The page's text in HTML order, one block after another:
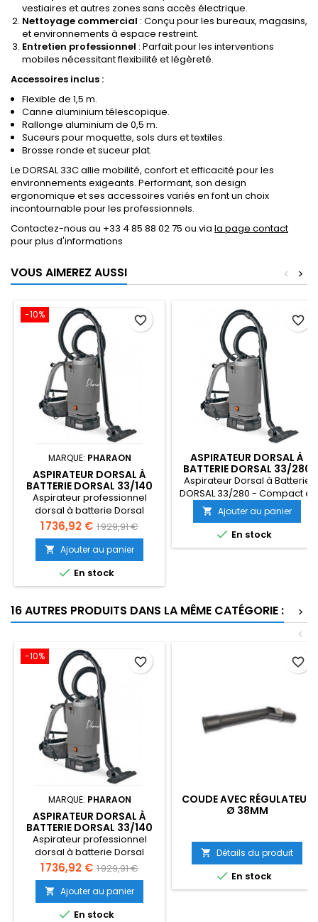
vestiaires et autres zones sans accès électrique.
Nettoyage commercial : Conçu pour les bureaux, magasins,
et environnements à espace restreint.
Entretien professionnel : Parfait pour les interventions
mobiles nécessitant flexibilité et légèreté.
Accessoires inclus :
Flexible de 1,5 m.
Canne aluminium télescopique.
Rallonge aluminium de 0,5 m.
Suceurs pour moquette, sols durs et textiles.
Brosse ronde et suceur plat.
Le DORSAL 33C allie mobilité, confort et efficacité pour les
environnements exigeants. Performant, son design
ergonomique et ses accessoires variés en font un choix
incontournable pour les professionnels.
Contactez-nous au +33 4 85 88 02 75 ou via la page contact
pour plus d'informations
VOUS AIMEREZ AUSSI >
<
-10%
MARQUE: PHARAON
ASPIRATEUR DORSAL À
BATTERIE DORSAL 33/140
Aspirateur professionnel
dorsal à batterie Dorsal
33/140, avec batterie de 24V.
Livré complet avec
accessoires standards, prêt
à l'utilisation.
Prix
1 736,92 € Prix
de
base
1 929,91 €
 Ajouter au panier
 En stock
favorite_border
ASPIRATEUR DORSAL À
BATTERIE DORSAL 33/280
Aspirateur Dorsal à Batterie
DORSAL 33/280 - Compact et
Ergonomique Livré complet
avec accessoires standards,
prêt à l'utilisation.
 Ajouter au panier
 En stock
favorite_border
16 AUTRES PRODUITS DANS LA MÊME CATÉGORIE :
>
<
-10%
MARQUE: PHARAON
ASPIRATEUR DORSAL À
BATTERIE DORSAL 33/140
Aspirateur professionnel
dorsal à batterie Dorsal
33/140, avec batterie de 24V.
Livré complet avec
accessoires standards, prêt
à l'utilisation.
Prix
1 736,92 € Prix
de
base
1 929,91 €
 Ajouter au panier
 En stock
favorite_border
COUDE AVEC RÉGULATEUR
Ø 38MM
 Détails du produit
 En stock
favorite_border